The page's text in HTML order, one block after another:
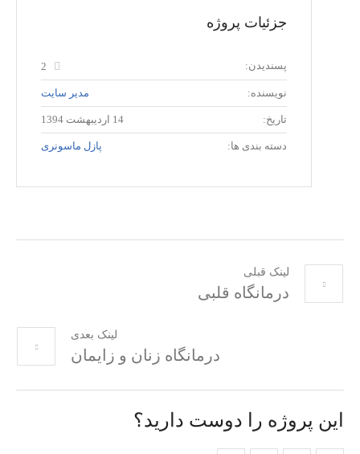
جزئیات پروژه
پسندیدن: 2
نویسنده: مدیر سایت
تاریخ: 14 اردیبهشت 1394
دسته بندی ها: پازل ماسونری
لینک قبلی
درمانگاه قلبی
لینک بعدی
درمانگاه زنان و زایمان
این پروژه را دوست دارید؟